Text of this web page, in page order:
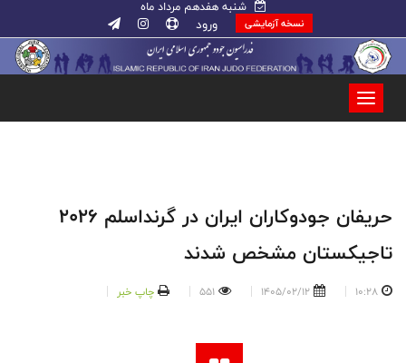
شنبه هفدهم مرداد ماه
نسخه آزمایشی ورود
حریفان جودوکاران ایران در گرنداسلم ۲۰۲۶
تاجیکستان مشخص شدند
10:28
1405/02/12
551 چاپ خبر